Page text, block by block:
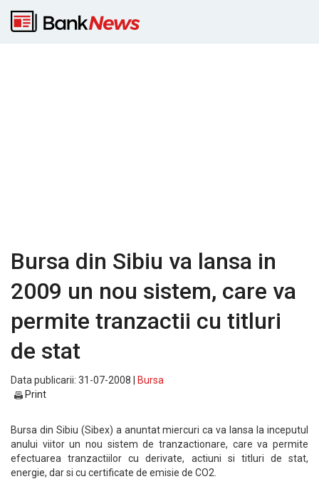
Bursa din Sibiu va lansa in
2009 un nou sistem, care va
permite tranzactii cu titluri
de stat
Data publicarii: 31-07-2008 |
Bursa
Print
Bursa din Sibiu (Sibex) a anuntat miercuri ca va lansa la inceputul
anului viitor un nou sistem de tranzactionare, care va permite
efectuarea tranzactiilor cu derivate, actiuni si titluri de stat,
energie, dar si cu certificate de emisie de CO2.